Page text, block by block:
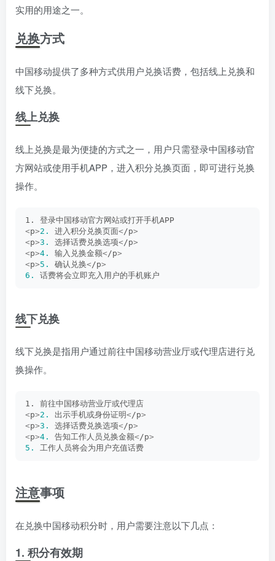
实用的用途之一。
兑换方式
中国移动提供了多种方式供用户兑换话费，包括线上兑换和
线下兑换。
线上兑换
线上兑换是最为便捷的方式之一，用户只需登录中国移动官
方网站或使用手机APP，进入积分兑换页面，即可进行兑换
操作。
1. 登录中国移动官方网站或打开手机APP
<p>2. 进入积分兑换页面</p>
<p>3. 选择话费兑换选项</p>
<p>4. 输入兑换金额</p>
<p>5. 确认兑换</p>
6.
话费将会立即充入用户的手机账户
线下兑换
线下兑换是指用户通过前往中国移动营业厅或代理店进行兑
换操作。
1. 前往中国移动营业厅或代理店
<p>2. 出示手机或身份证明</p>
<p>3. 选择话费兑换选项</p>
<p>4. 告知工作人员兑换金额</p>
5.
工作人员将会为用户充值话费
注意事项
在兑换中国移动积分时，用户需要注意以下几点：
1. 积分有效期